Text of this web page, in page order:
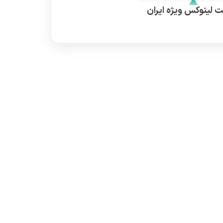
لینوکس ویژه ایران